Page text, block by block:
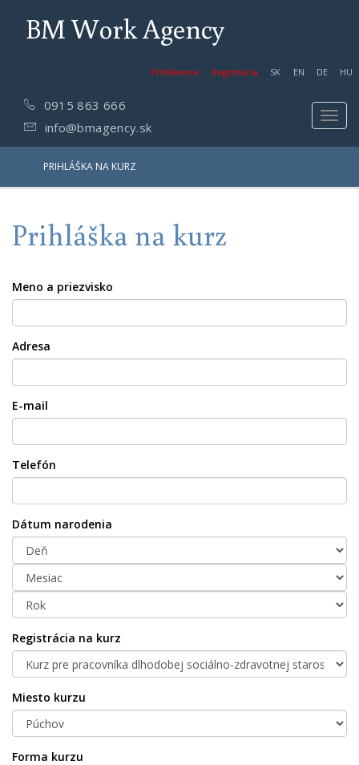
BM Work Agency
Prihlásenie Registrácia SK EN DE HU
0915 863 666
info@bmagency.sk
PRIHLÁŠKA NA KURZ
Prihláška na kurz
Meno a priezvisko
Adresa
E-mail
Telefón
Dátum narodenia
Registrácia na kurz
Miesto kurzu
Forma kurzu